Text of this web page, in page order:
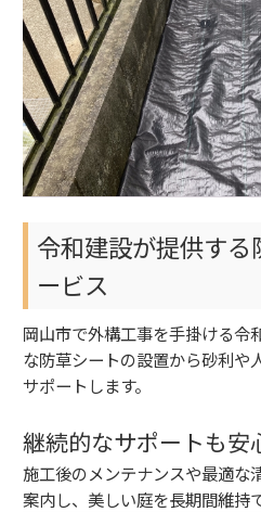
令和建設が提供す
ービス
岡山市で外構工事を手掛ける令
な防草シートの設置から砂利や
サポートします。
継続的なサポートも安
施工後のメンテナンスや最適な
案内し、美しい庭を長期間維持